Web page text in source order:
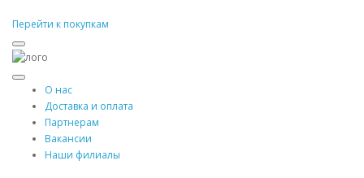
Перейти к покупкам
О нас
Доставка и оплата
Партнерам
Вакансии
Наши филиалы